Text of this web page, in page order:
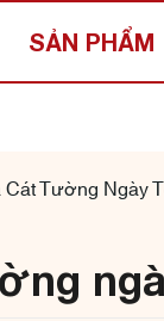
SẢN PHẨM
Cát Tường Ngày